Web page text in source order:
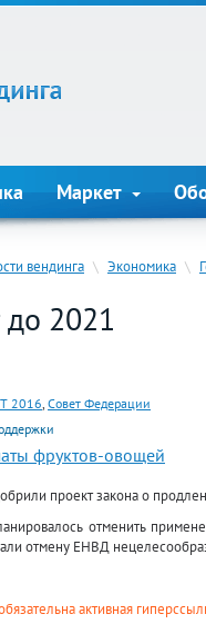
Маркет
вендинга \ Экономика \
2021
2016, Совет Федерации
фруктов-овощей
проект закона о
отменить
отмену ЕНВД
активная